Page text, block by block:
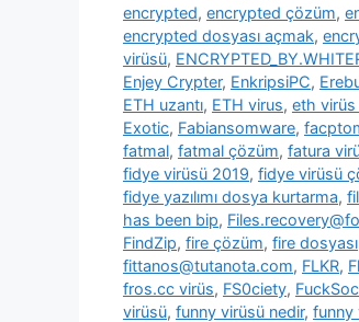
encrypted, encrypted çözüm,
encrypted dosyası açmak,
virüsü,
Enjey Crypter, EnkripsiPC,
ETH uzantı, ETH virus, eth
Exotic, Fabiansomware,
fatmal, fatmal çözüm, fatura
fidye virüsü 2019, fidye virüsü
fidye yazılımı dosya kurtarma,
has been bip,
FindZip, fire çözüm, fire dosyası
fittanos@tutanota.com, FLKR,
fros.cc virüs, FS0ciety,
virüsü, funny virüsü nedir, funny